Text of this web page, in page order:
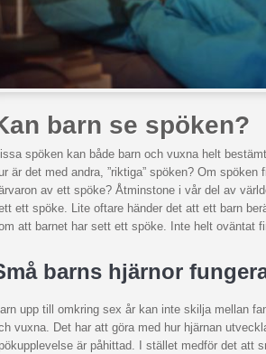
barn se spöken?
spöken kan både barn och vuxna helt
är det med andra, ”riktiga” spöken? Om
av ett spöke? Åtminstone i vår del av
ett spöke. Lite oftare händer det att ett barn
att barnet har sett ett spöke. Inte helt oväntat
barns hjärnor
upp till omkring sex år kan inte skilja mellan
vuxna. Det har att göra med hur hjärnan
är påhittad. I stället medför det att